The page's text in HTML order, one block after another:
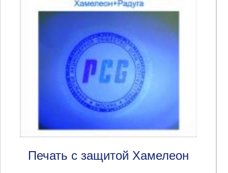
Печать с защитой Хамелеон